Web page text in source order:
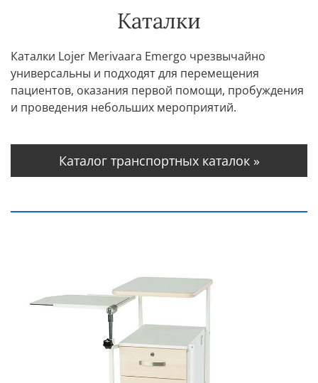
Каталки
Каталки Lojer Merivaara Emergo чрезвычайно
универсальны и подходят для перемещения
пациентов, оказания первой помощи, пробуждения
и проведения небольших мероприятий.
Каталог транспортных каталок »